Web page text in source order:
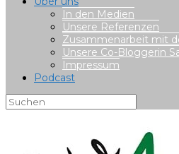
In den Medien
Unsere Referenzen
Zusammenarbeit mit
Unsere Co-Bloggerin
Impressum
Podcast